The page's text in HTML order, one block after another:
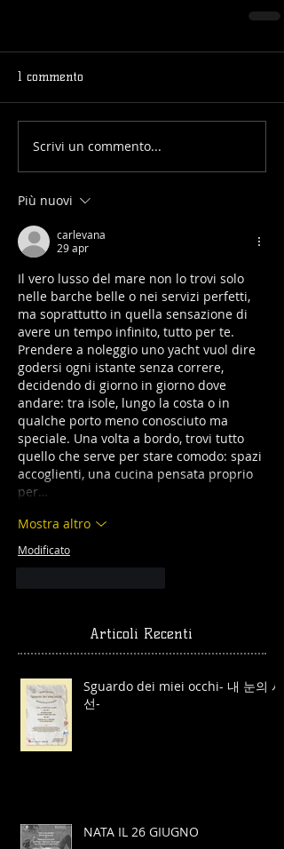
1 commento
Scrivi un commento...
Più nuovi
carlevana
29 apr
Il vero lusso del mare non lo trovi solo
nelle barche belle o nei servizi perfetti,
ma soprattutto in quella sensazione di
avere un tempo infinito, tutto per te.
Prendere a noleggio uno yacht vuol dire
godersi ogni istante senza correre,
decidendo di giorno in giorno dove
andare: tra isole, lungo la costa o in
qualche porto meno conosciuto ma
speciale. Una volta a bordo, trovi tutto
quello che serve per stare comodo: spazi
accoglienti, una cucina pensata proprio
per…
Mostra altro
Modificato
Articoli Recenti
Sguardo dei miei occhi- 내 눈의 시
선-
NATA IL 26 GIUGNO